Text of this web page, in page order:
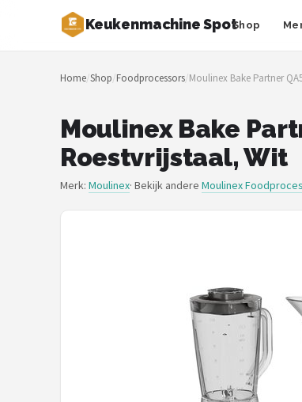
Keukenmachine SpotShop
Zoeken
NAVIGATIE
Merken
Blog
Home/Shop/Foodprocessors/Moulinex Bake Partner
Moulinex Bake
Roestvrijstaal, Wit
Merk: Moulinex· Bekijk andere Moulinex